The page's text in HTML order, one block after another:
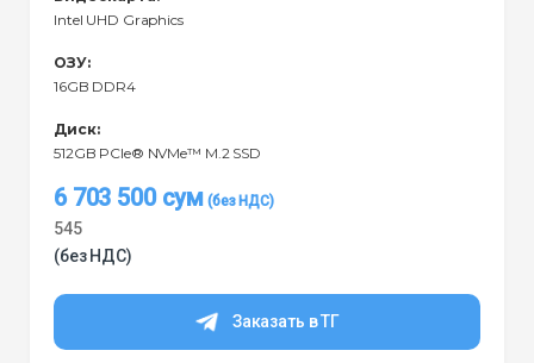
Intel UHD Graphics
ОЗУ:
16GB DDR4
Диск:
512GB PCIe® NVMe™ M.2 SSD
6 703 500 сум
545
(без НДС)
Заказать в ТГ